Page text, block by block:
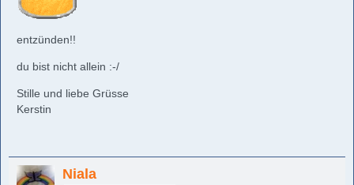
entzünden!!
du bist nicht allein :-/
Stille und liebe Grüsse
Kerstin
Niala